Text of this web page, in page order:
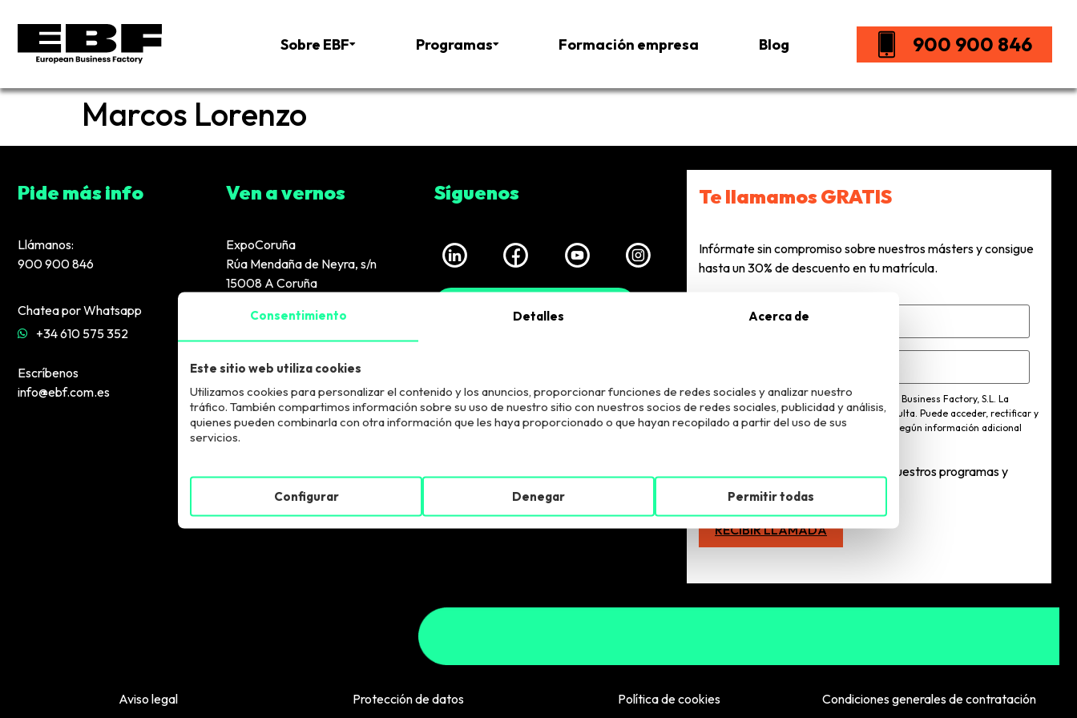
Sobre EBF Programas Formación empresa Blog 900 900 846
Marcos Lorenzo
Pide más info
Llámanos:
900 900 846
Chatea por Whatsapp
+34 610 575 352
Escríbenos
info@ebf.com.es
Ven a vernos
ExpoCoruña
Rúa Mendaña de Neyra, s/n
15008 A Coruña
Síguenos Te llamamos GRATIS
Infórmate sin compromiso sobre nuestros másters y consigue
hasta un 30% de descuento en tu matrícula.
El Responsable del tratamiento es European Business Factory, S.L. La
finalidad del tratamiento es atender tu consulta. Puede acceder, rectificar y
suprimir los datos y ejercer otros derechos según información adicional
Quiero estar informadx sobre vuestros programas y
actividades
Aviso legal Protección de datos Política de cookies Condiciones generales de contratación
Consentimiento Detalles Acerca de
Este sitio web utiliza cookies
Utilizamos cookies para personalizar el contenido y los anuncios, proporcionar funciones de redes sociales y analizar nuestro
tráfico. También compartimos información sobre su uso de nuestro sitio con nuestros socios de redes sociales, publicidad y análisis,
quienes pueden combinarla con otra información que les haya proporcionado o que hayan recopilado a partir del uso de sus
servicios.
Configurar Denegar Permitir todas